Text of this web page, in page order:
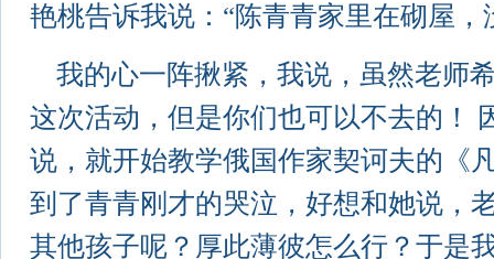
艳桃告诉我说：“陈青青家里在砌屋，
我的心一阵揪紧，我说，虽然老师
这次活动，但是你们也可以不去的！
说，就开始教学俄国作家契诃夫的《
到了青青刚才的哭泣，好想和她说，
其他孩子呢？厚此薄彼怎么行？于是